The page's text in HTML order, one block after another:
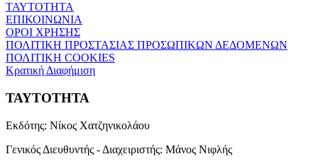
ΤΑΥΤΟΤΗΤΑ
ΕΠΙΚΟΙΝΩΝΙΑ
ΟΡΟΙ ΧΡΗΣΗΣ
ΠΟΛΙΤΙΚΗ ΠΡΟΣΤΑΣΙΑΣ ΠΡΟΣΩΠΙΚΩΝ ΔΕΔΟΜΕΝΩΝ
ΠΟΛΙΤΙΚΗ COOKIES
Κρατική Διαφήμιση
ΤΑΥΤΟΤΗΤΑ
Εκδότης: Νίκος Χατζηνικολάου
Γενικός Διευθυντής - Διαχειριστής: Μάνος Νιφλής